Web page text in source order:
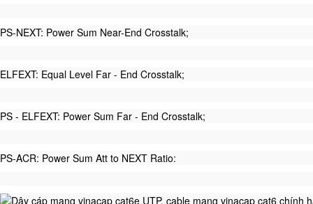
PS-NEXT: Power Sum Near-End Crosstalk;
ELFEXT: Equal Level Far - End Crosstalk;
PS - ELFEXT: Power Sum Far - End Crosstalk;
PS-ACR: Power Sum Att to NEXT Ratio: